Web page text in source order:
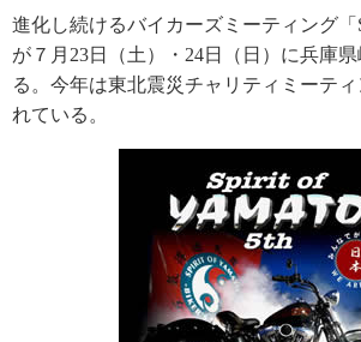
進化し続けるバイカーズミーティング「
が７月23日（土）・24日（日）に兵庫
る。今年は東北震災チャリティミーテ
れている。